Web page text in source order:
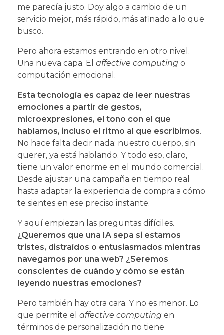
me parecía justo. Doy algo a cambio de un
servicio mejor, más rápido, más afinado a lo que
busco.
Pero ahora estamos entrando en otro nivel.
Una nueva capa. El affective computing o
computación emocional.
Esta tecnología es capaz de leer nuestras
emociones a partir de gestos,
microexpresiones, el tono con el que
hablamos, incluso el ritmo al que escribimos.
No hace falta decir nada: nuestro cuerpo, sin
querer, ya está hablando. Y todo eso, claro,
tiene un valor enorme en el mundo comercial.
Desde ajustar una campaña en tiempo real
hasta adaptar la experiencia de compra a cómo
te sientes en ese preciso instante.
Y aquí empiezan las preguntas difíciles.
¿Queremos que una IA sepa si estamos
tristes, distraídos o entusiasmados mientras
navegamos por una web? ¿Seremos
conscientes de cuándo y cómo se están
leyendo nuestras emociones?
Pero también hay otra cara. Y no es menor. Lo
que permite el affective computing en
términos de personalización no tiene